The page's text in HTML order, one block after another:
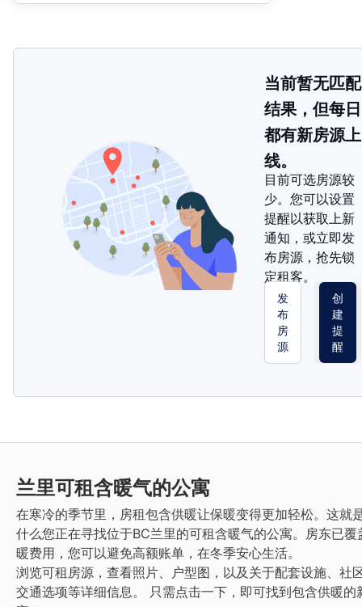
当前暂无匹配
结果，但每日
都有新房源上
线。
目前可选房源较
少。您可以设置
提醒以获取上新
通知，或立即发
布房源，抢先锁
定租客。
发
布
房
源
创
建
提
醒
兰里可租含暖气的公寓
在寒冷的季节里，房租包含供暖让保暖变得更加轻松。这就
什么您正在寻找位于BC兰里的可租含暖气的公寓。房东已覆
暖费用，您可以避免高额账单，在冬季安心生活。
浏览可租房源，查看照片、户型图，以及关于配套设施、社
交通选项等详细信息。
只需点击一下，即可找到包含供暖的